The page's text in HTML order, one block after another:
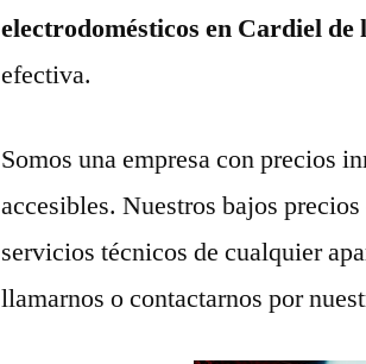
electrodomésticos en Cardiel
efectiva.
Somos una empresa con precios
accesibles. Nuestros bajos
servicios técnicos de cualquier
llamarnos o contactarnos por